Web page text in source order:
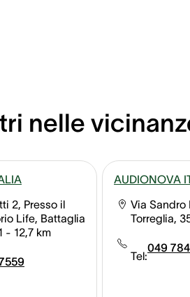
nelle
2, Presso il
Life, Battaglia
- 12,7 km
AUDIONOVA
Via Sandro
Torreglia,
Tel:
049